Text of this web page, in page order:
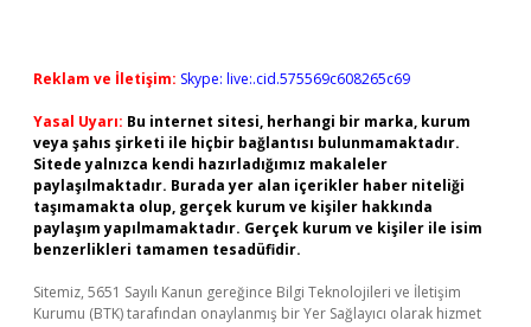
Reklam ve İletişim: Skype: live:.cid.575569c608265c69
Yasal Uyarı: Bu internet sitesi, herhangi bir marka, kurum
veya şahıs şirketi ile hiçbir bağlantısı bulunmamaktadır.
Sitede yalnızca kendi hazırladığımız makaleler
paylaşılmaktadır. Burada yer alan içerikler haber niteliği
taşımamakta olup, gerçek kurum ve kişiler hakkında
paylaşım yapılmamaktadır. Gerçek kurum ve kişiler ile isim
benzerlikleri tamamen tesadüfidir.
Sitemiz, 5651 Sayılı Kanun gereğince Bilgi Teknolojileri ve İletişim
Kurumu (BTK) tarafından onaylanmış bir Yer Sağlayıcı olarak hizmet